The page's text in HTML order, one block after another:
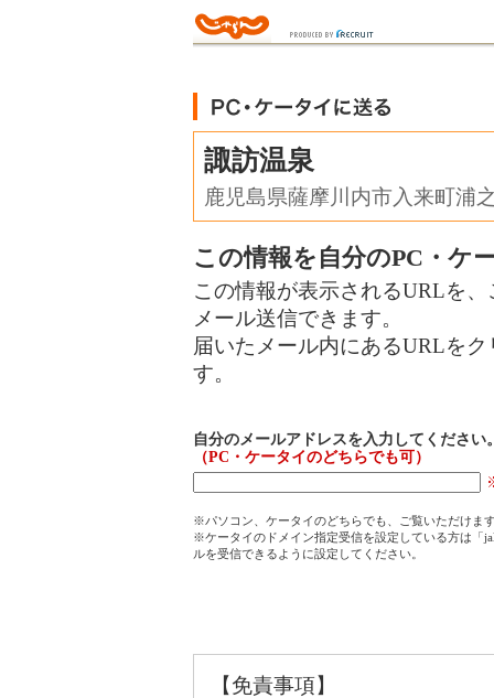
諏訪温泉
鹿児島県薩摩川内市入来町浦
この情報を自分のPC・ケ
この情報が表示されるURLを
メール送信できます。
届いたメール内にあるURLを
す。
自分のメールアドレスを入力してください
（PC・ケータイのどちらでも可）
※パソコン、ケータイのどちらでも、ご覧いただけま
※ケータイのドメイン指定受信を設定している方は「
ルを受信できるように設定してください。
【免責事項】